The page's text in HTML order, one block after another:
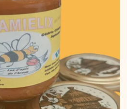
z'est parti !